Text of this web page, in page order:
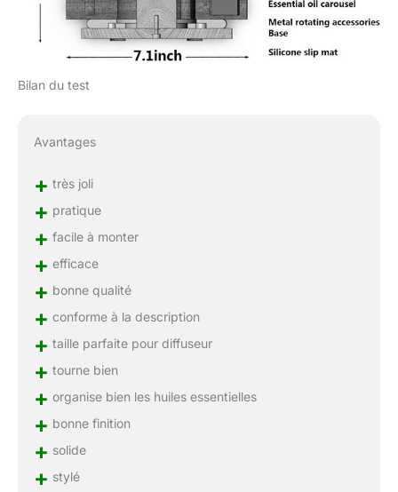
Bilan du test
Avantages
+ très joli
+ pratique
+ facile à monter
+ efficace
+ bonne qualité
+ conforme à la description
+ taille parfaite pour diffuseur
+ tourne bien
+ organise bien les huiles essentielles
+ bonne finition
+ solide
+ stylé